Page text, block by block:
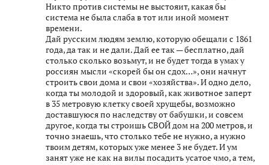
Никто против системы не выстояит, какая бы
система не была слаба в тот или иной момент
времени.
Дай русским людям землю, которую обещали с 1861
года, да так и не дали. Дай ее так — бесплатно, дай
столько сколько возьмут, и не будет тогда в умах у
россиян мысли «скорей бы он сдох…», они начнут
строить свои дома и свои «хозяйства». И одно дело,
когда ты молодой и здоровый, как животное заперт
в 35 метровую клетку своей хрущебы, возможно
доставшуюся по наследству от бабушки, и совсем
другое, когда ты строишь СВОЙ дом на 200 метров, и
точно знаешь, что столько тебе не нужно, а нужно
твоим детям, которых уже менее 3 не будет. И ум
занят уже не как на вилы посадить усатое чмо, а тем,